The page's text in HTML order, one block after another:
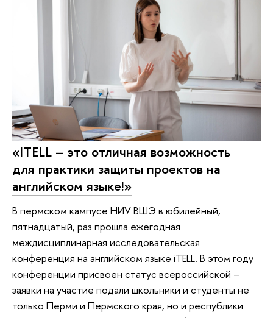
«ITELL – это отличная возможность
для практики защиты проектов на
английском языке!»
В пермском кампусе НИУ ВШЭ в юбилейный,
пятнадцатый, раз прошла ежегодная
междисциплинарная исследовательская
конференция на английском языке iTELL. В этом году
конференции присвоен статус всероссийской –
заявки на участие подали школьники и студенты не
только Перми и Пермского края, но и республики